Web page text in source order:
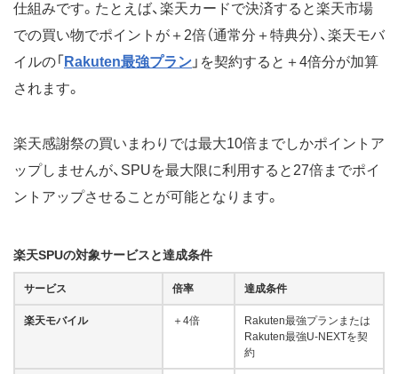
仕組みです。たとえば、楽天カードで決済すると楽天市場
での買い物でポイントが＋2倍（通常分＋特典分）、楽天モバ
イルの「 Rakuten最強プラン 」を契約すると＋4倍分が加算
されます。
楽天感謝祭の買いまわりでは最大10倍までしかポイントア
ップしませんが、SPUを最大限に利用すると27倍までポイ
ントアップさせることが可能となります。
楽天SPUの対象サービスと達成条件
サービス 倍率 達成条件
楽天モバイル ＋4倍
Rakuten最強プランまたは
Rakuten最強U-NEXTを契
約